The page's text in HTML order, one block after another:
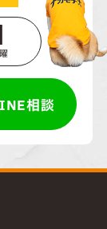
相談